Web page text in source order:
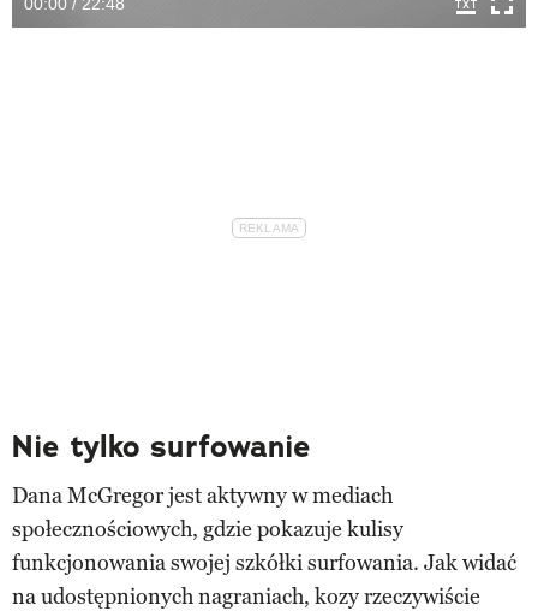
Nie tylko surfowanie
Dana McGregor jest aktywny w mediach
społecznościowych, gdzie pokazuje kulisy
funkcjonowania swojej szkółki surfowania. Jak widać
na udostępnionych nagraniach, kozy rzeczywiście